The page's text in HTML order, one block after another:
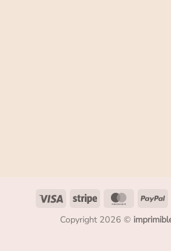
Copyright 2026 ©